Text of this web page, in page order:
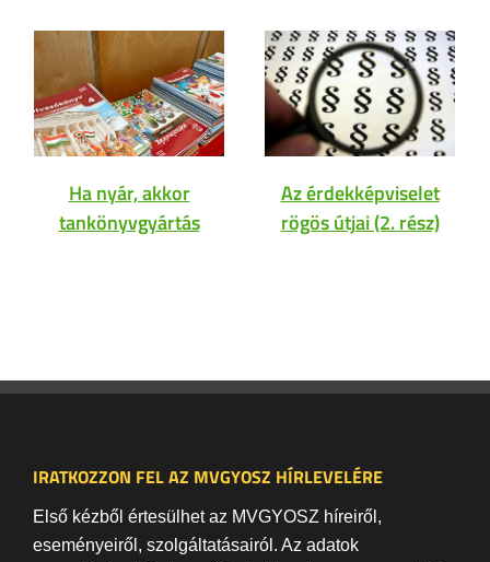
Ha nyár, akkor
tankönyvgyártás
Az érdekképviselet
rögös útjai (2. rész)
IRATKOZZON FEL AZ MVGYOSZ HÍRLEVELÉRE
Első kézből értesülhet az MVGYOSZ híreiről,
eseményeiről, szolgáltatásairól. Az adatok